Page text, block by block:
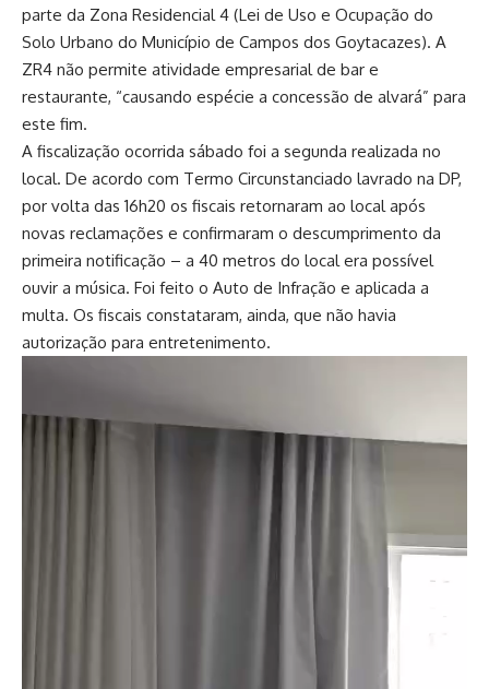
parte da Zona Residencial 4 (Lei de Uso e Ocupação do
Solo Urbano do Município de Campos dos Goytacazes). A
ZR4 não permite atividade empresarial de bar e
restaurante, “causando espécie a concessão de alvará” para
este fim.
A fiscalização ocorrida sábado foi a segunda realizada no
local. De acordo com Termo Circunstanciado lavrado na DP,
por volta das 16h20 os fiscais retornaram ao local após
novas reclamações e confirmaram o descumprimento da
primeira notificação – a 40 metros do local era possível
ouvir a música. Foi feito o Auto de Infração e aplicada a
multa. Os fiscais constataram, ainda, que não havia
autorização para entretenimento.
vídeo